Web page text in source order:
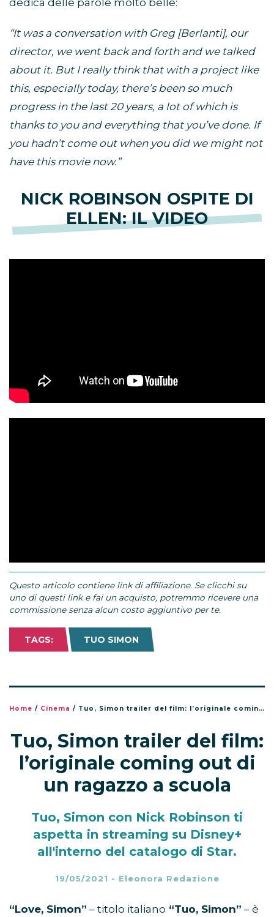
dedica delle parole molto belle:
“It was a conversation with Greg [Berlanti], our
director, we went back and forth and we talked
about it. But I really think that with a project like
this, especially today, there’s been so much
progress in the last 20 years, a lot of which is
thanks to you and everything that you’ve done. If
you hadn’t come out when you did we might not
have this movie now.”
NICK ROBINSON OSPITE DI
ELLEN: IL VIDEO
Questo articolo contiene link di affiliazione. Se clicchi su
uno di questi link e fai un acquisto, potremmo ricevere una
commissione senza alcun costo aggiuntivo per te.
TAGS: TUO SIMON
Home / Cinema / Tuo, Simon trailer del film: l’originale coming out di un ragazzo a scuola
Tuo, Simon trailer del film:
l’originale coming out di
un ragazzo a scuola
Tuo, Simon con Nick Robinson ti
aspetta in streaming su Disney+
all'interno del catalogo di Star.
19/05/2021 - Eleonora Redazione
“Love, Simon” – titolo italiano “Tuo, Simon” – è